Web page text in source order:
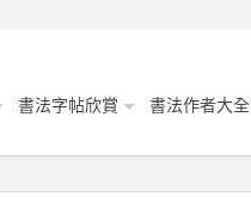
書法字帖欣賞 書法作者大全